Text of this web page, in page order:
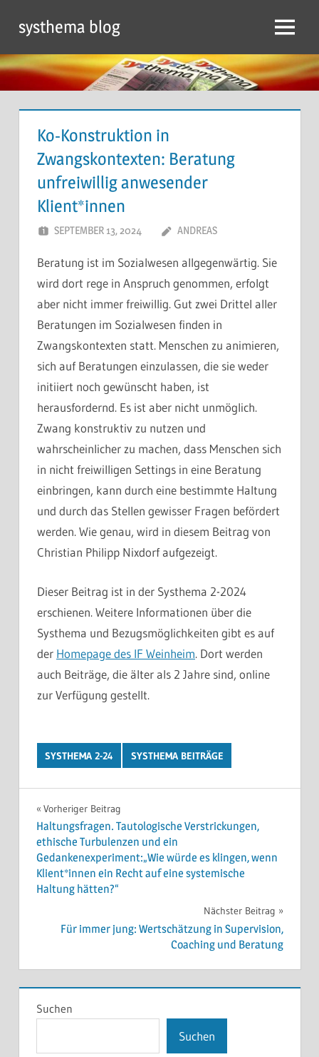
Inhalt
springen
systhema blog Menü
Ko-Konstruktion in
Zwangskontexten: Beratung
unfreiwillig anwesender
Klient*innen
SEPTEMBER 13, 2024 ANDREAS
Beratung ist im Sozialwesen allgegenwärtig. Sie
wird dort rege in Anspruch genommen, erfolgt
aber nicht immer freiwillig. Gut zwei Drittel aller
Beratungen im Sozialwesen finden in
Zwangskontexten statt. Menschen zu animieren,
sich auf Beratungen einzulassen, die sie weder
initiiert noch gewünscht haben, ist
herausfordernd. Es ist aber nicht unmöglich.
Zwang konstruktiv zu nutzen und
wahrscheinlicher zu machen, dass Menschen sich
in nicht freiwilligen Settings in eine Beratung
einbringen, kann durch eine bestimmte Haltung
und durch das Stellen gewisser Fragen befördert
werden. Wie genau, wird in diesem Beitrag von
Christian Philipp Nixdorf aufgezeigt.
Dieser Beitrag ist in der Systhema 2-2024
erschienen. Weitere Informationen über die
Systhema und Bezugsmöglichkeiten gibt es auf
der Homepage des IF Weinheim. Dort werden
auch Beiträge, die älter als 2 Jahre sind, online
zur Verfügung gestellt.
SYSTHEMA 2-24 SYSTHEMA BEITRÄGE
Beitragsnavigation
Vorheriger Beitrag
Haltungsfragen. Tautologische Verstrickungen,
ethische Turbulenzen und ein
Gedankenexperiment:„Wie würde es klingen, wenn
Klient*innen ein Recht auf eine systemische
Haltung hätten?“
Nächster Beitrag
Für immer jung: Wertschätzung in Supervision,
Coaching und Beratung
Suchen
Suchen